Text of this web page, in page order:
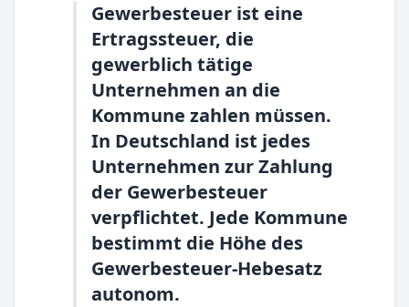
Gewerbesteuer ist eine
Ertragssteuer, die
gewerblich tätige
Unternehmen an die
Kommune zahlen müssen.
In Deutschland ist jedes
Unternehmen zur Zahlung
der Gewerbesteuer
verpflichtet. Jede Kommune
bestimmt die Höhe des
Gewerbesteuer-Hebesatz
autonom.